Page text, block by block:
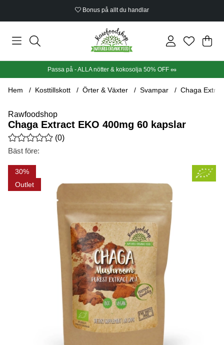
Bonus på allt du handlar
Din
.
Passa på - ALLA nötter & kokosolja 50% OFF 🥜
Hem Kosttillskott Örter & Växter Svampar Chaga
Rawfoodshop
Chaga Extract EKO 400mg 60 kapslar
Medelbetyg 0 av 5 Antal betyg 0
(0)
Bäst före:
30
Outlet
Produktbilder Chaga Extract EKO 400mg 60 kapslar